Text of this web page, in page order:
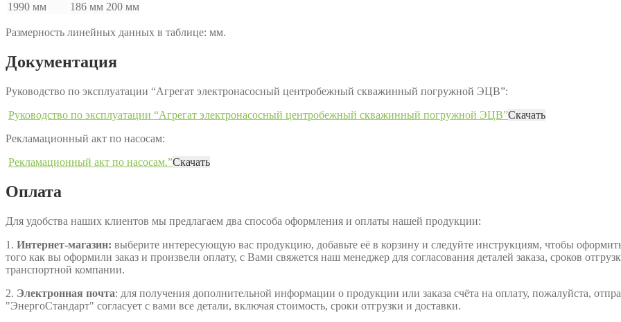
1990 мм
186 мм 200 мм
Размерность линейных данных в таблице: мм.
Документация
Руководство по эксплуатации “Агрегат электронасосный центробежный скважинный погружной ЭЦВ”:
Руководство по эксплуатации “Агрегат электронасосный центробежный скважинный погружной ЭЦВ”Скачать
Рекламационный акт по насосам:
Рекламационный акт по насосам.”Скачать
Оплата
Для удобства наших клиентов мы предлагаем два способа оформления и оплаты нашей продукции:
1. Интернет-магазин: выберите интересующую вас продукцию, добавьте её в корзину и следуйте инструкциям, чтобы
того как вы оформили заказ и произвели оплату, с Вами свяжется наш менеджер для согласования деталей заказа, сроков
транспортной компании.
2. Электронная почта: для получения дополнительной информации о продукции или заказа счёта на оплату, пожалуйста,
"ЭнергоСтандарт" согласует с вами все детали, включая стоимость, сроки отгрузки и доставки.